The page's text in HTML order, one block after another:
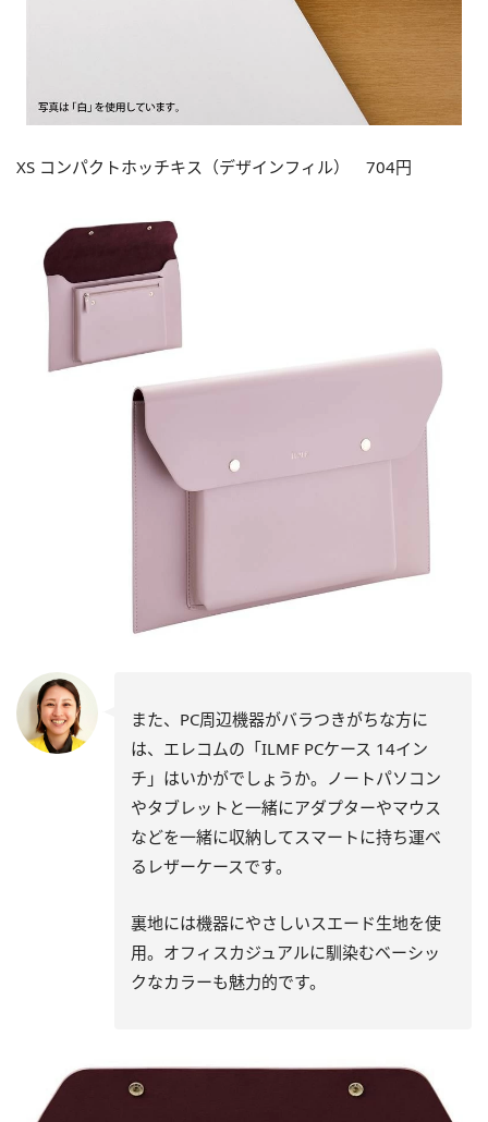
XS コンパクトホッチキス（デザインフィル） 704円
また、PC周辺機器がバラつきがちな方に
は、エレコムの「ILMF PCケース 14イン
チ」はいかがでしょうか。ノートパソコン
やタブレットと一緒にアダプターやマウス
などを一緒に収納してスマートに持ち運べ
るレザーケースです。
裏地には機器にやさしいスエード生地を使
用。オフィスカジュアルに馴染むベーシッ
クなカラーも魅力的です。